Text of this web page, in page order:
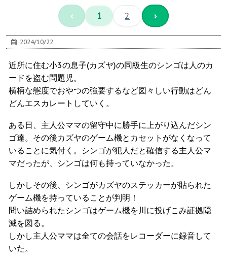
‹ 1 2 ›
2024/10/22
近所に住む小3の息子(カズヤ)の同級生のシンゴは人のカ
ードを盗む問題児。
横柄な態度でおやつの強要するなど図々しい行動はどん
どんエスカレートしていく。
ある日、主人公ママの留守中に勝手に上がり込んだシン
ゴ達。その後カズヤのゲーム機とカセットがなくなって
いることに気付く。シンゴが犯人だと確信する主人公マ
マだったが、シンゴは何も持っていなかった。
しかしその後、シンゴがカズヤのステッカーが貼られた
ゲーム機を持っていることが判明！
問い詰められたシンゴはゲーム機を川に投げこみ証拠隠
滅を図る。
しかし主人公ママは全ての会話をレコーダーに録音して
いた。